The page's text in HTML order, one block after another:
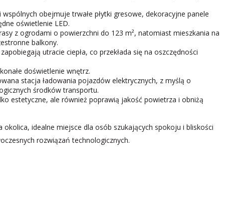
obejmuje trwałe płytki gresowe, dekoracyjne panele
oświetlenie LED.
z ogrodami o powierzchni do 123 m², natomiast mieszkania na
balkony.
utracie ciepła, co przekłada się na oszczędności
doświetlenie wnętrz.
stacja ładowania pojazdów elektrycznych, z myślą o
środków transportu.
estetyczne, ale również poprawią jakość powietrza i obniżą
okolica, idealne miejsce dla osób szukających spokoju i bliskości
rozwiązań technologicznych.